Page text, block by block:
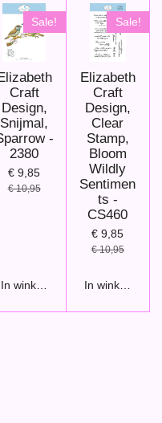
Sale!
Elizabeth
Craft
Design,
Snijmal,
-
2380
€ 9,85
€ 10,95
In winkelwagen
Sale!
Elizabeth
Craft
Design,
Clear
Stamp,
Bloom
Wildly
Sentimen
ts -
CS460
€ 9,85
€ 10,95
In winkelwagen